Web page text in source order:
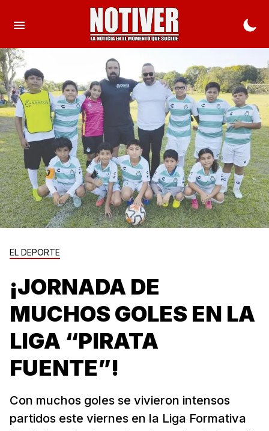
EL DEPORTE
¡JORNADA DE
MUCHOS GOLES EN LA
LIGA “PIRATA
FUENTE”!
Con muchos goles se vivieron intensos
partidos este viernes en la Liga Formativa